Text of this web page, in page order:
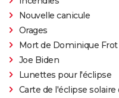
Nouvelle canicule
Orages
Mort de Dominique Frot
Joe Biden
Lunettes pour l'éclipse
Carte de l'éclipse solaire